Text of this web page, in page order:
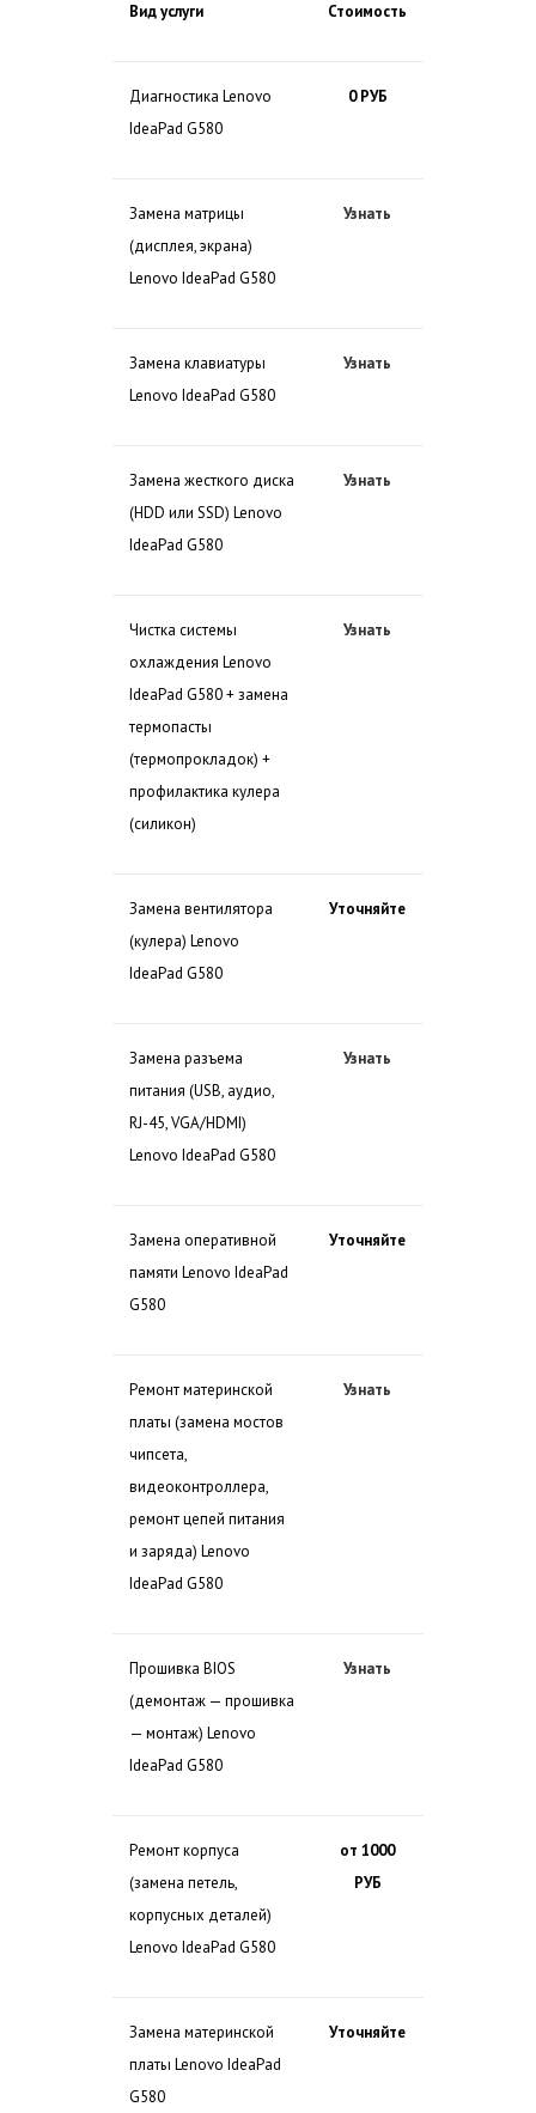
Вид услуги Стоимость
Диагностика Lenovo
IdeaPad G580
0 РУБ
Замена матрицы
(дисплея, экрана)
Lenovo IdeaPad G580
Узнать
Замена клавиатуры
Lenovo IdeaPad G580
Узнать
Замена жесткого диска
(HDD или SSD) Lenovo
IdeaPad G580
Узнать
Чистка системы
охлаждения Lenovo
IdeaPad G580 + замена
термопасты
(термопрокладок) +
профилактика кулера
(силикон)
Узнать
Замена вентилятора
(кулера) Lenovo
IdeaPad G580
Уточняйте
Замена разъема
питания (USB, аудио,
RJ-45, VGA/HDMI)
Lenovo IdeaPad G580
Узнать
Замена оперативной
памяти Lenovo IdeaPad
G580
Уточняйте
Ремонт материнской
платы (замена мостов
чипсета,
видеоконтроллера,
ремонт цепей питания
и заряда) Lenovo
IdeaPad G580
Узнать
Прошивка BIOS
(демонтаж — прошивка
— монтаж) Lenovo
IdeaPad G580
Узнать
Ремонт корпуса
(замена петель,
корпусных деталей)
Lenovo IdeaPad G580
от 1000
РУБ
Замена материнской
платы Lenovo IdeaPad
G580
Уточняйте